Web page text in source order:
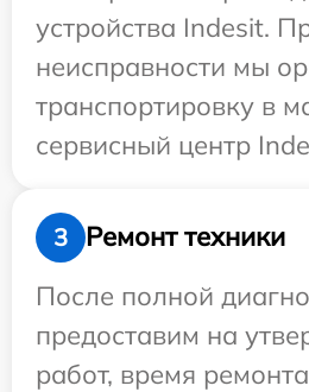
устройства Indesit.
неисправности мы
транспортировку в
сервисный центр
3
Ремонт техники
После полной
предоставим на
работ, время